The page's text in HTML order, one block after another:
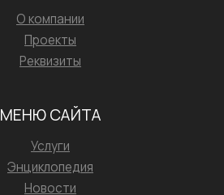
О компании
Проекты
Реквизиты
МЕНЮ САЙТА
Услуги
Энциклопедия
Новости